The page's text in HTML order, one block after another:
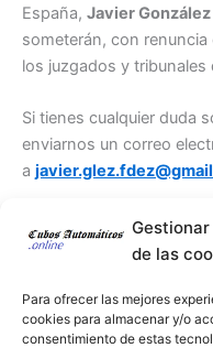
España, Javier
someterán, con
los juzgados y tribunales
Si tienes cualquier duda
enviarnos un correo
a
de las
Para ofrecer las mejores
cookies para almacenar y/o
consentimiento de estas